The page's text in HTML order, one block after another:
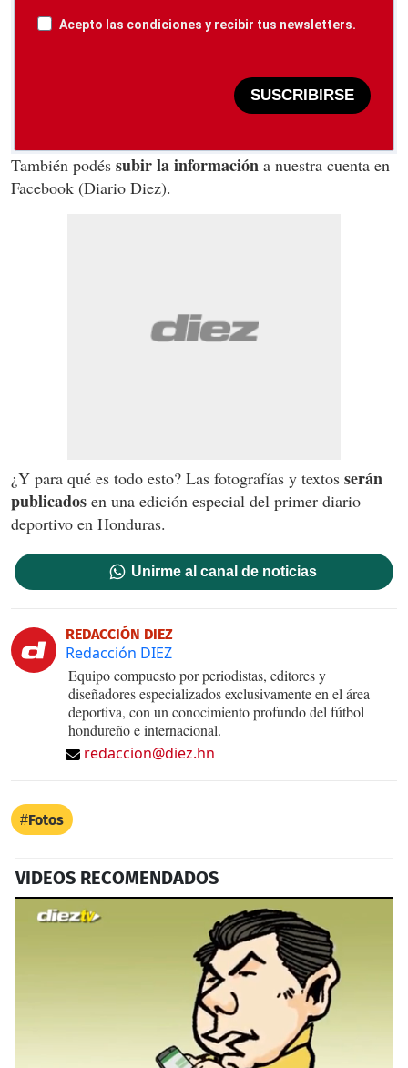
Acepto las condiciones y recibir tus newsletters.
SUSCRIBIRSE
También podés subir la información a nuestra cuenta en
Facebook (Diario Diez).
¿Y para qué es todo esto? Las fotografías y textos serán
publicados en una edición especial del primer diario
deportivo en Honduras.
Unirme al canal de noticias
REDACCIÓN DIEZ
Redacción DIEZ
Equipo compuesto por periodistas, editores y
diseñadores especializados exclusivamente en el área
deportiva, con un conocimiento profundo del fútbol
hondureño e internacional.
redaccion@diez.hn
Fotos
VIDEOS RECOMENDADOS